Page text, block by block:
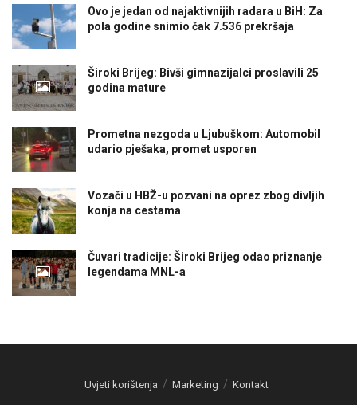
Ovo je jedan od najaktivnijih radara u BiH: Za
pola godine snimio čak 7.536 prekršaja
Široki Brijeg: Bivši gimnazijalci proslavili 25
godina mature
Prometna nezgoda u Ljubuškom: Automobil
udario pješaka, promet usporen
Vozači u HBŽ-u pozvani na oprez zbog divljih
konja na cestama
Čuvari tradicije: Široki Brijeg odao priznanje
legendama MNL-a
Uvjeti korištenja Marketing Kontakt